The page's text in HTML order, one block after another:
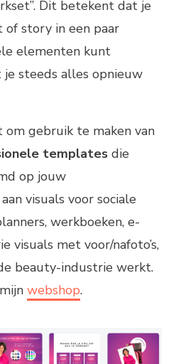
Dit betekent dat je
story in een paar
elementen kunt
je steeds alles opnieuw
om gebruik te maken van
templates die
op jouw
visuals voor sociale
werkboeken, e-
visuals met voor/nafoto’s,
beauty-industrie werkt.
webshop.